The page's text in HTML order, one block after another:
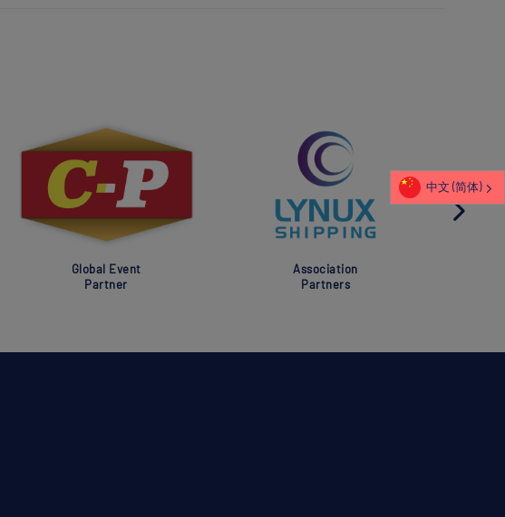
Global Event
Partner
Association
Partners
中文 (简体)